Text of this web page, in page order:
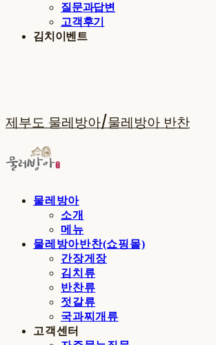
질문과답변
고객후기
김치이벤트
제부도 물레방아/물레방아 반찬
물레방아
소개
메뉴
물레방아반찬(쇼핑몰)
간장게장
김치류
반찬류
젓갈류
국과찌개류
고객센터